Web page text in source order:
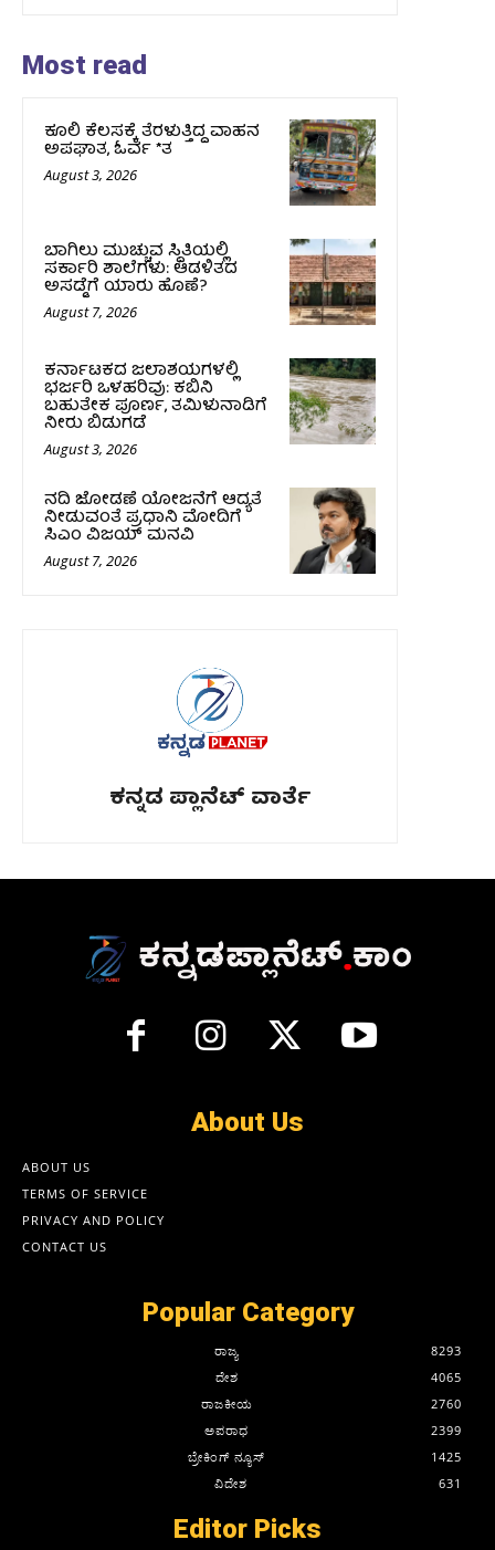
Most read
ಕೂಲಿ ಕೆಲಸಕ್ಕೆ ತೆರಳುತ್ತಿದ್ದ ವಾಹನ
ಅಪಘಾತ, ಓರ್ವ *ತ
August 3, 2026
ಬಾಗಿಲು ಮುಚ್ಚುವ ಸ್ಥಿತಿಯಲ್ಲಿ
ಸರ್ಕಾರಿ ಶಾಲೆಗಳು: ಆಡಳಿತದ
ಅಸಡ್ಡೆಗೆ ಯಾರು ಹೊಣೆ?
August 7, 2026
ಕರ್ನಾಟಕದ ಜಲಾಶಯಗಳಲ್ಲಿ
ಭರ್ಜರಿ ಒಳಹರಿವು: ಕಬಿನಿ
ಬಹುತೇಕ ಪೂರ್ಣ, ತಮಿಳುನಾಡಿಗೆ
ನೀರು ಬಿಡುಗಡೆ
August 3, 2026
ನದಿ ಜೋಡಣೆ ಯೋಜನೆಗೆ ಆದ್ಯತೆ
ನೀಡುವಂತೆ ಪ್ರಧಾನಿ ಮೋದಿಗೆ
ಸಿಎಂ ವಿಜಯ್‌ ಮನವಿ
August 7, 2026
ಕನ್ನಡ ಪ್ಲಾನೆಟ್ ವಾರ್ತೆ
About Us
ABOUT US
TERMS OF SERVICE
PRIVACY AND POLICY
CONTACT US
Popular Category
ರಾಜ್ಯ
8293
ದೇಶ
4065
ರಾಜಕೀಯ
2760
ಅಪರಾಧ
2399
ಬ್ರೇಕಿಂಗ್ ನ್ಯೂಸ್
1425
ವಿದೇಶ
631
Editor Picks